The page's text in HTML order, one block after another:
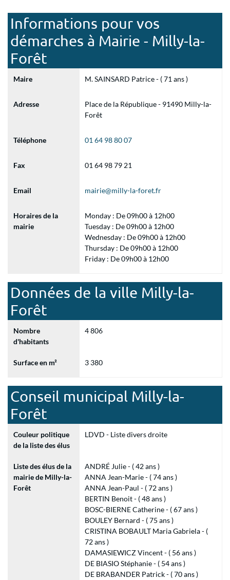
Informations pour vos
démarches à Mairie - Milly-la-
Forêt
Maire M. SAINSARD Patrice - ( 71 ans )
Adresse
Place de la République - 91490 Milly-la-
Forêt
Téléphone 01 64 98 80 07
Fax 01 64 98 79 21
Email mairie@milly-la-foret.fr
Horaires de la
mairie
Monday : De 09h00 à 12h00
Tuesday : De 09h00 à 12h00
Wednesday : De 09h00 à 12h00
Thursday : De 09h00 à 12h00
Friday : De 09h00 à 12h00
Données de la ville Milly-la-
Forêt
Nombre
d'habitants
4 806
Surface en m² 3 380
Conseil municipal Milly-la-
Forêt
Couleur politique
de la liste des élus
LDVD - Liste divers droite
Liste des élus de la
mairie de Milly-la-
Forêt
ANDRÉ Julie - ( 42 ans )
ANNA Jean-Marie - ( 74 ans )
ANNA Jean-Paul - ( 72 ans )
BERTIN Benoit - ( 48 ans )
BOSC-BIERNE Catherine - ( 67 ans )
BOULEY Bernard - ( 75 ans )
CRISTINA BOBAULT Maria Gabriela - (
72 ans )
DAMASIEWICZ Vincent - ( 56 ans )
DE BIASIO Stéphanie - ( 54 ans )
DE BRABANDER Patrick - ( 70 ans )